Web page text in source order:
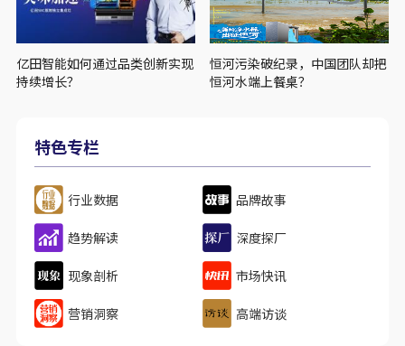
亿田智能如何通过品类创新实现
持续增长？
恒河污染破纪录，中国团队却把
恒河水端上餐桌？
特色专栏
行业数据 品牌故事
趋势解读 深度探厂
现象剖析 市场快讯
营销洞察 高端访谈